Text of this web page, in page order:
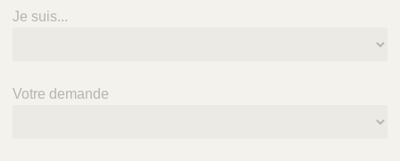
Je suis...
Votre demande